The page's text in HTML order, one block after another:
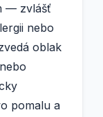
— zvlášť
nebo
oblak
pomalu a